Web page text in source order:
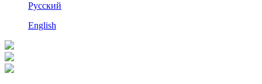
Pусский
English